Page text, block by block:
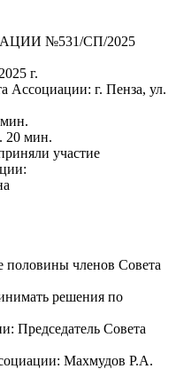
№531/СП/2025
г.
Ассоциации: г. Пенза, ул.
мин.
20 мин.
участие
половины членов Совета
решения по
Председатель Совета
Махмудов Р.А.